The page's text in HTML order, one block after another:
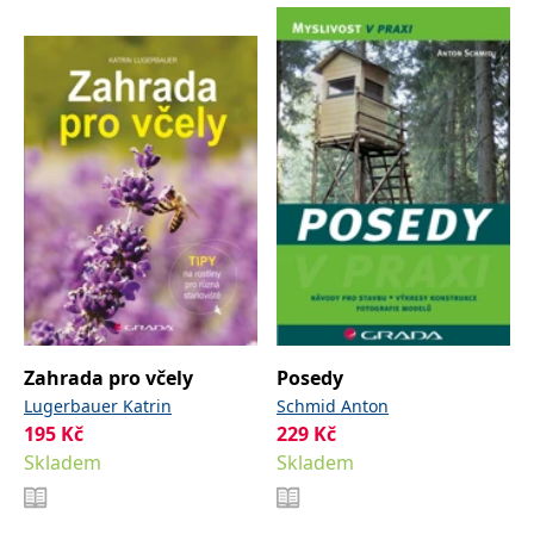
Zahrada pro včely
Lugerbauer Katrin
195 Kč
Skladem
Posedy
Schmid Anton
229 Kč
Skladem
správně.
PHPSESSID
www.bambook.cz
Zavřením
prohlížeče
Cookie
generovaný
aplikacemi
založenými
na jazyce
PHP. Toto je
univerzální
identifikátor
používaný k
udržování
proměnných
relací
uživatelů.
náhodně
vygenerované
číslo, jeho
použití může